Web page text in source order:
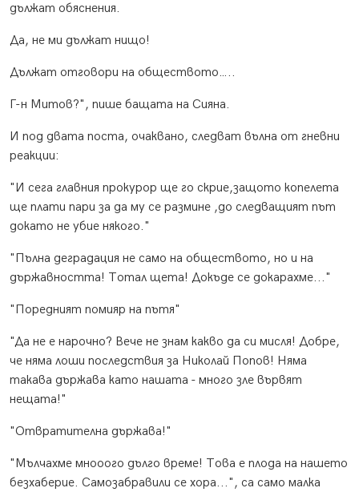
дължат обяснения.
Да, не ми дължат нищо!
Дължат отговори на обществото…..
Г-н Митов?", пише бащата на Сияна.
И под двата поста, очаквано, следват вълна от гневни
реакции:
"И сега главния прокурор ще го скрие,защото копелета
ще плати пари за да му се размине ,до следващият път
докато не убие някого."
"Пълна деградация не само на обществото, но и на
държавността! Тотал щета! Докъде се докарахме..."
"Поредният помияр на пътя"
"Да не е нарочно? Вече не знам какво да си мисля! Добре,
че няма лоши последствия за Николай Попов! Няма
такава държава като нашата - много зле вървят
нещата!"
"Отвратителна държава!"
"Мълчахме мнооого дълго време! Това е плода на нашето
безхаберие. Самозабравили се хора...", са само малка